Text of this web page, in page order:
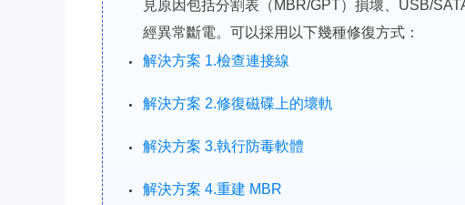
見原因包括分割表（MBR/GPT）損壞、USB/
經異常斷電。可以採用以下幾種修復方式：
解決方案 1.檢查連接線
解決方案 2.修復磁碟上的壞軌
解決方案 3.執行防毒軟體
解決方案 4.重建 MBR